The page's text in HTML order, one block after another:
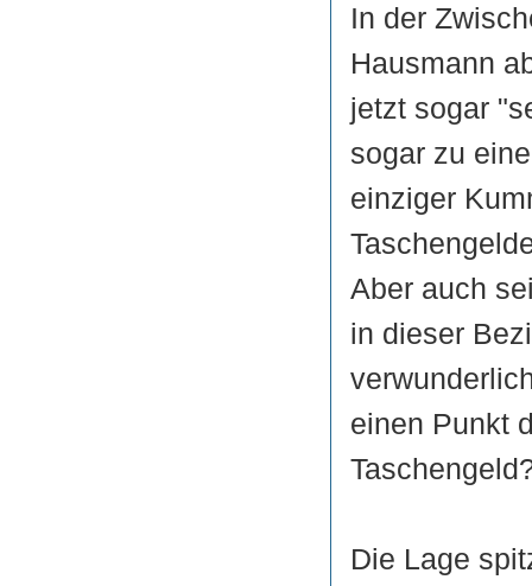
In der
Hausmann
jetzt sogar
sogar zu
einziger
Aber auch
in dieser
einen Punkt
Die Lage